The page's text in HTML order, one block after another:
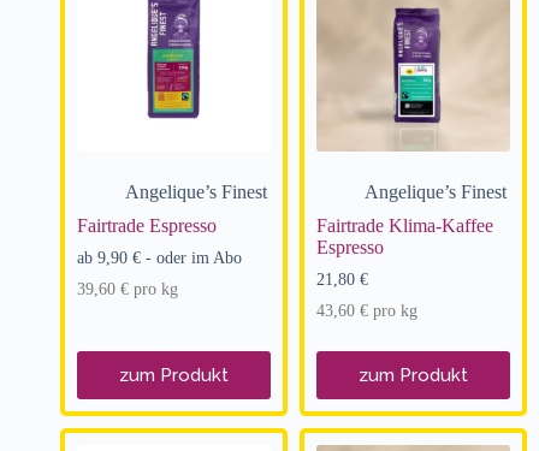
Angelique’s Finest
Fairtrade Espresso
ab 9,90 € - oder im Abo
39,60 € pro kg
zum Produkt
Angelique’s Finest
Fairtrade Klima-Kaffee
Espresso
21,80 €
43,60 € pro kg
zum Produkt